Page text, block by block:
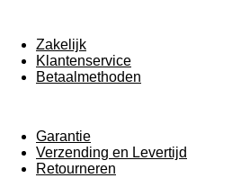
Zakelijk
Klantenservice
Betaalmethoden
Garantie
Verzending en Levertijd
Retourneren